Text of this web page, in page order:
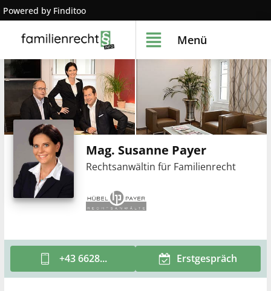
Powered by Finditoo
Menü
Mag. Susanne Payer
Rechtsanwältin für Familienrecht
+43 6628... Erstgespräch